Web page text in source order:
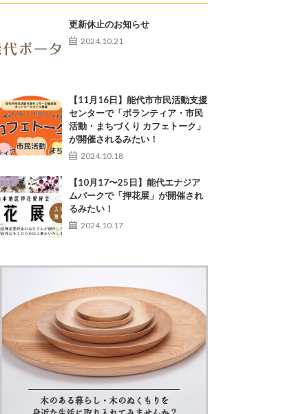
更新休止のお知らせ
2024.10.21
【11月16日】能代市市民活動支援
センターで「ボランティア・市民
活動・まちづくり カフェトーク」
が開催されるみたい！
2024.10.18
【10月17〜25日】能代エナジア
ムパークで「押花展」が開催され
るみたい！
2024.10.17